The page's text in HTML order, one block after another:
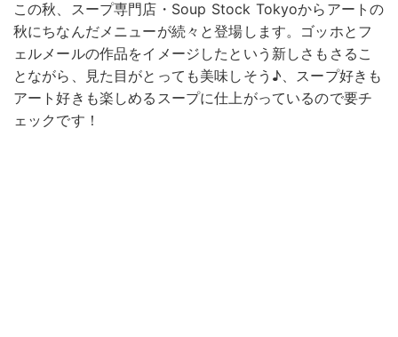
この秋、スープ専門店・Soup Stock Tokyoからアートの
秋にちなんだメニューが続々と登場します。ゴッホとフ
ェルメールの作品をイメージしたという新しさもさるこ
とながら、見た目がとっても美味しそう♪、スープ好きも
アート好きも楽しめるスープに仕上がっているので要チ
ェックです！